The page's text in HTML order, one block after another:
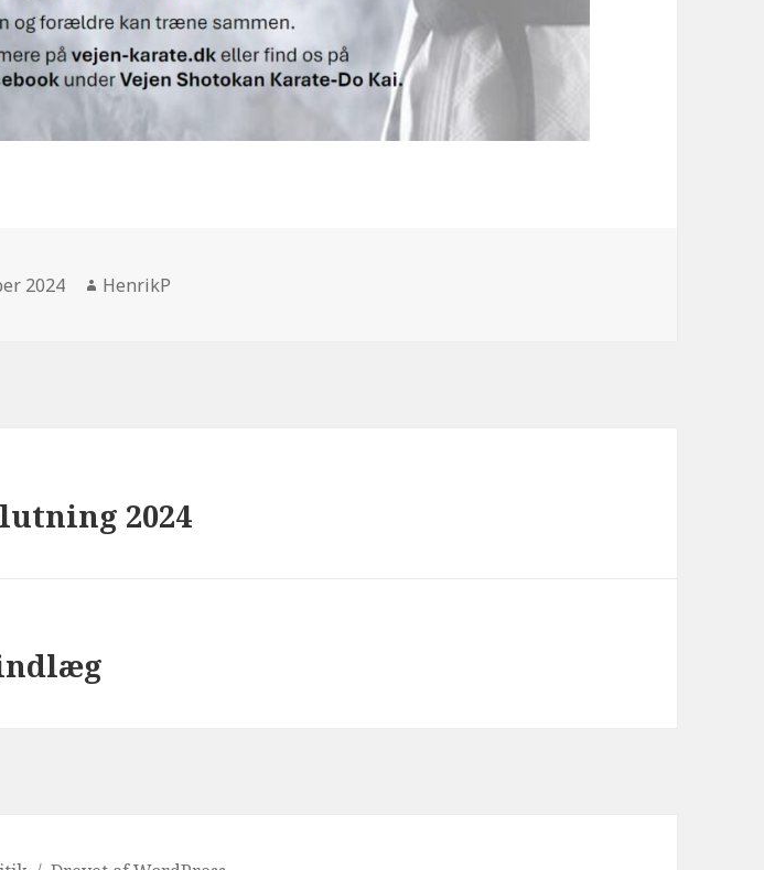
2024 Forfatter
HenrikP
2024